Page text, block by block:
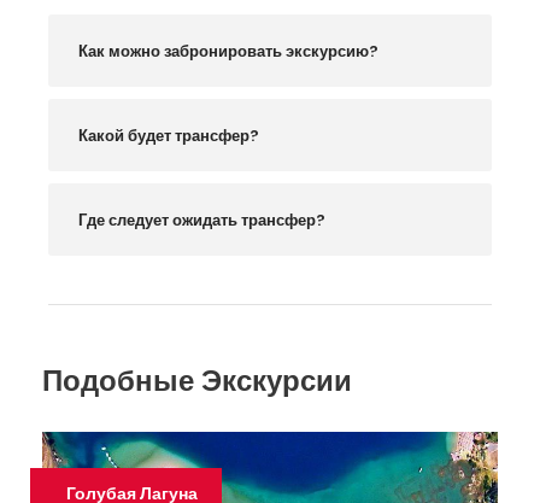
Как можно забронировать экскурсию?
Какой будет трансфер?
Где следует ожидать трансфер?
Подобные Экскурсии
Голубая Лагуна